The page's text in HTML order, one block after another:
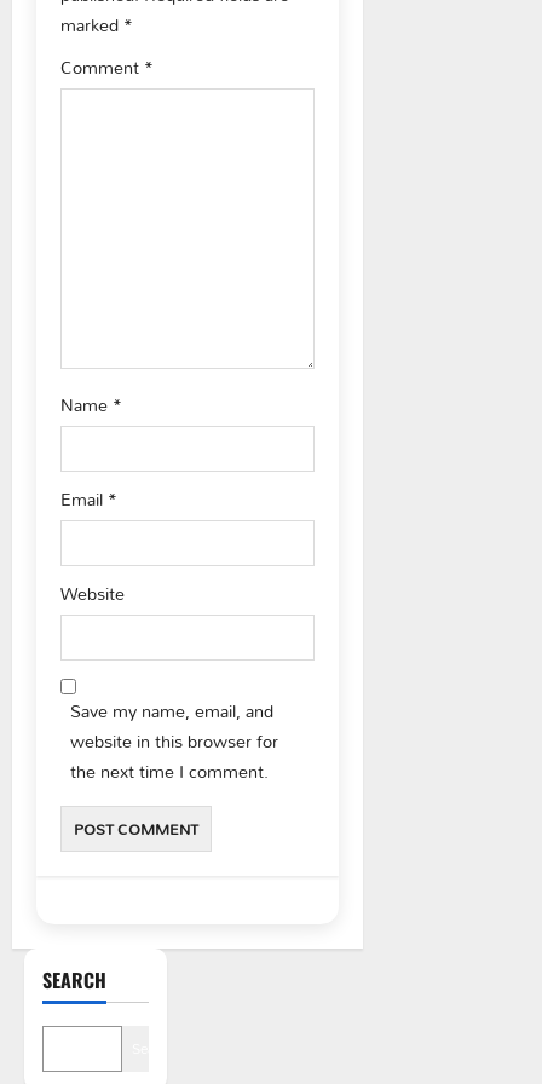
i
g
n
marked*
Comment*
Name*
Email*
Website
Save my name, email, and
website in this browser for
the next time I comment.
SEARCH